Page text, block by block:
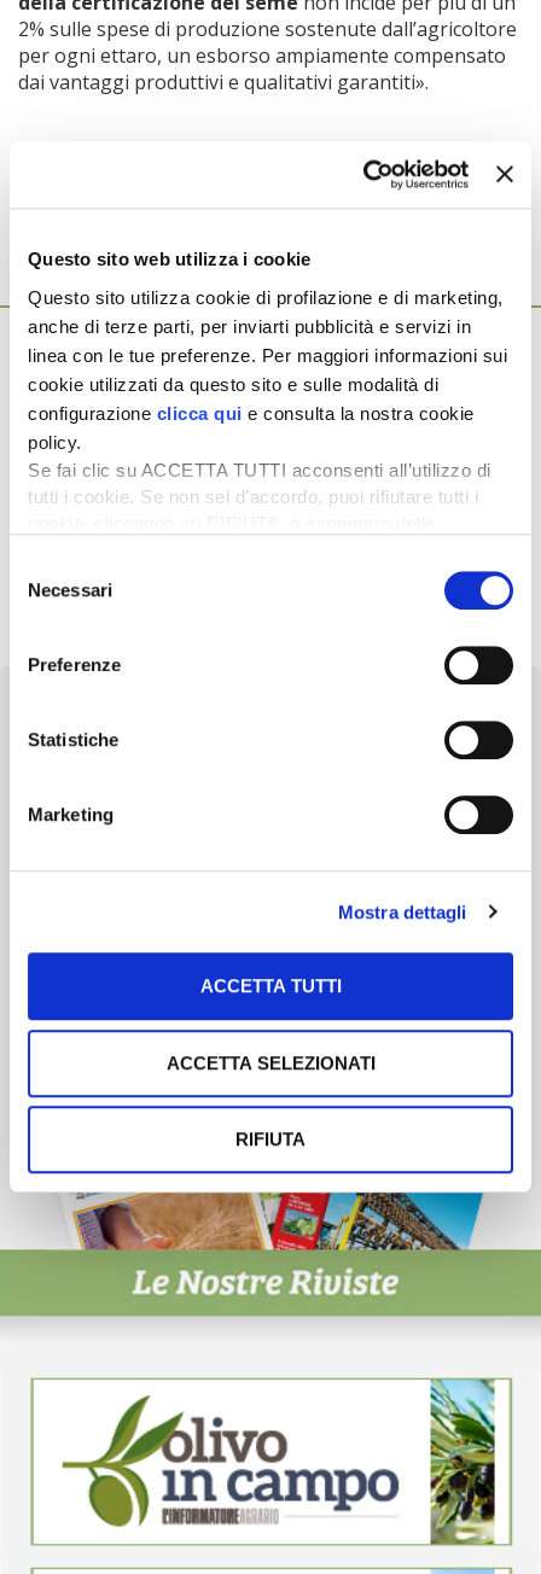
Questo sito web utilizza i cookie
Questo sito utilizza cookie di profilazione e di marketing,
anche di terze parti, per inviarti pubblicità e servizi in
linea con le tue preferenze. Per maggiori informazioni sui
cookie utilizzati da questo sito e sulle modalità di
configurazione clicca qui e consulta la nostra cookie
policy.
Se fai clic su ACCETTA TUTTI acconsenti all’utilizzo di
tutti i cookie. Se non sei d’accordo, puoi rifiutare tutti i
desideri accettare e cliccando ACCETTA SELEZIONATI.
delNecessari
Preferenze
Statistiche
Marketing
Mostra dettagli
ACCETTA TUTTI
ACCETTA SELEZIONATI
RIFIUTA
2% sulle spese di produzione sostenute dall’agricoltore
per ogni ettaro, un esborso ampiamente compensato
dai vantaggi produttivi e qualitativi garantiti».
MICOTOSSINE
Ti potrebbero interessare anche...
4 Giugno 2025
Ricerca sementiera: una sfida per l’Italia
Il percorso che porta dalla ricerca scientifica alle sementi
commercializzabili ha bisogno di un forte sostegno da parte
della Pubblica […]
13 Maggio 2025
Carli eletto nuovo presidente di
Sarà Giuseppe Carli a ricoprire per i prossimi tre anni il ruolo
di Presidente di Assosementi. La nomina è avvenuta […]